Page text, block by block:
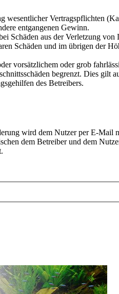
Vertragspflichten
entgangenen Gewinn.
Schäden aus der Verletzung
Schäden und im übrigen der
vorsätzlichem oder grob
begrenzt. Dies gilt
des Betreibers.
wird dem Nutzer per E-Mail
dem Betreiber und dem